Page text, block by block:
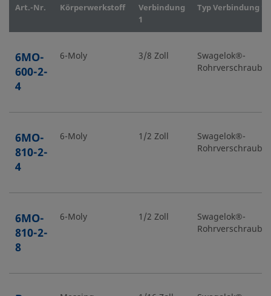
Art.-Nr. Körperwerkstoff
Verbindung
1
Typ Verbindung 1
6MO-
600-2-
4
6-Moly 3/8 Zoll
Swagelok®-
6MO-
810-2-
4
6-Moly 1/2 Zoll
Swagelok®-
6MO-
810-2-
8
6-Moly 1/2 Zoll
Swagelok®-